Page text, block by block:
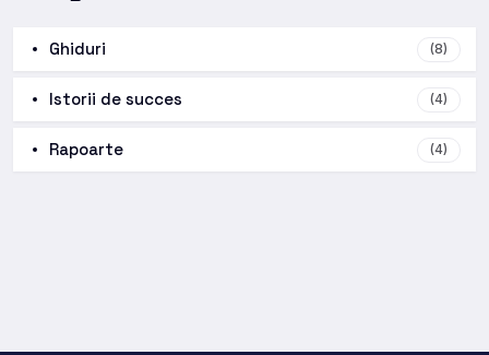
Ghiduri (8)
Istorii de succes (4)
Rapoarte (4)